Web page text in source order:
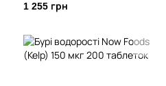
1 255 грн